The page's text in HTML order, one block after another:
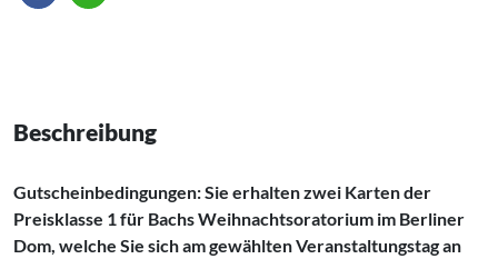
Beschreibung
Gutscheinbedingungen: Sie erhalten zwei Karten der
Preisklasse 1 für Bachs Weihnachtsoratorium im Berliner
Dom, welche Sie sich am gewählten Veranstaltungstag an